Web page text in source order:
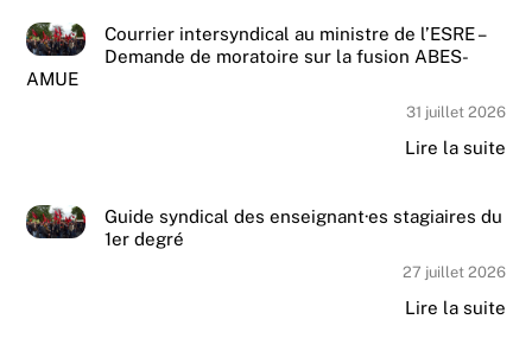
Courrier intersyndical au ministre de l’ESRE –
Demande de moratoire sur la fusion ABES-
AMUE
31 juillet 2026
Lire la suite
Guide syndical des enseignant·es stagiaires du
1er degré
27 juillet 2026
Lire la suite